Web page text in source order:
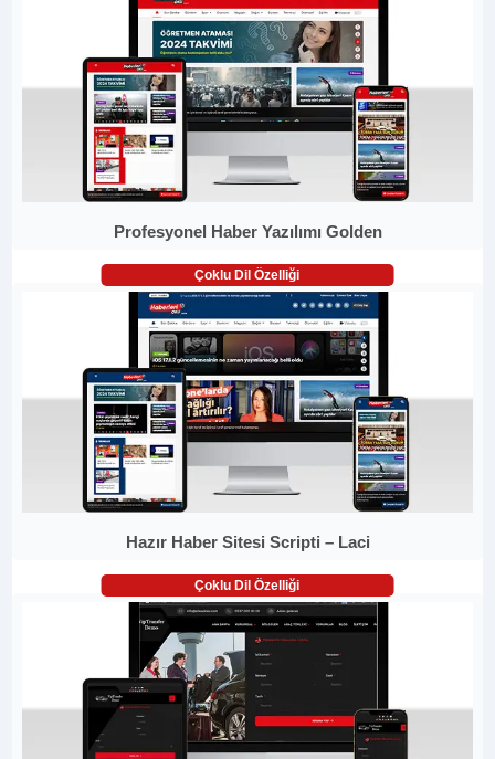
Profesyonel Haber Yazılımı Golden
Çoklu Dil Özelliği
Hazır Haber Sitesi Scripti – Laci
Çoklu Dil Özelliği